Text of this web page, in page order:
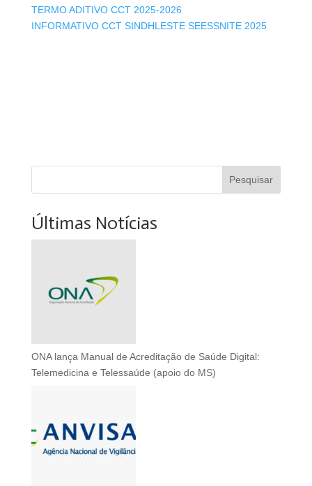
TERMO ADITIVO CCT 2025-2026
INFORMATIVO CCT SINDHLESTE SEESSNITE 2025
Pesquisar
Últimas Notícias
ONA lança Manual de Acreditação de Saúde Digital:
Telemedicina e Telessaúde (apoio do MS)